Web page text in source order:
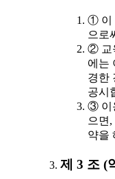
① 이
으로
② 교
에는
경한
공시
③ 이
으면
약을
제 3 조 (